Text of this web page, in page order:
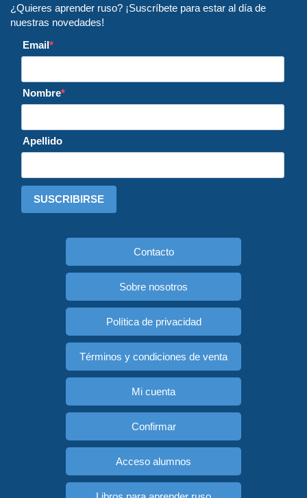
¿Quieres aprender ruso? ¡Suscríbete para estar al día de
nuestras novedades!
Email
Nombre
Apellido
SUSCRIBIRSE
Contacto
Sobre nosotros
Política de privacidad
Términos y condiciones de venta
Mi cuenta
Confirmar
Acceso alumnos